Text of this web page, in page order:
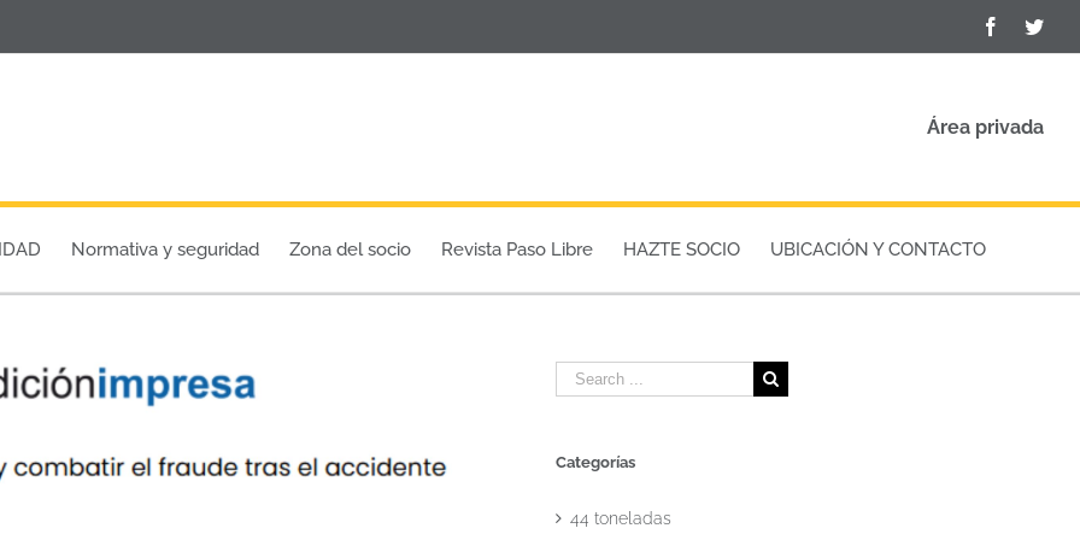
Facebook
Área privada
Normativa y seguridad Zona del socio Revista Paso Libre HAZTE SOCIO UBICACIÓN Y CONTACTO
Search
for:
Categorías
44 toneladas